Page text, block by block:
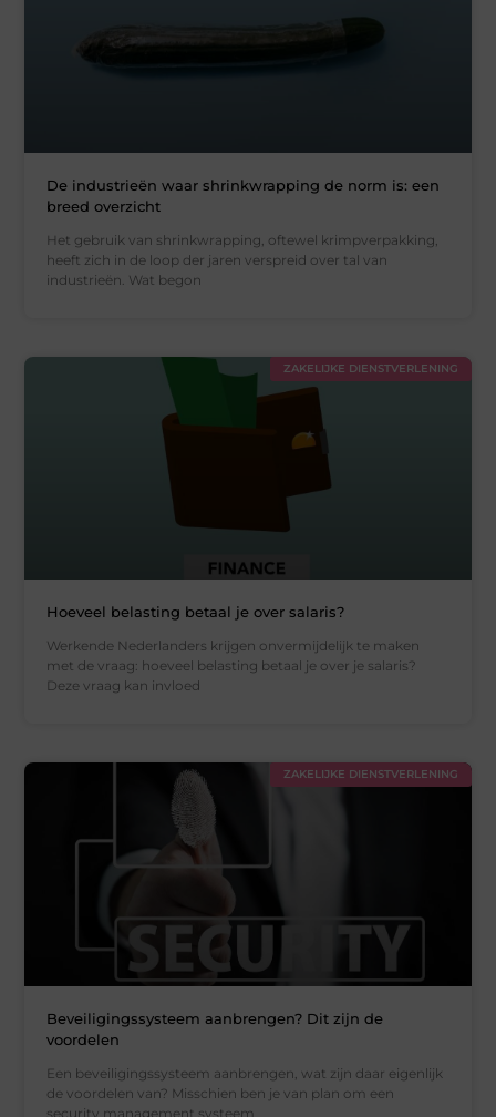
De industrieën waar shrinkwrapping de norm is: een
breed overzicht
Het gebruik van shrinkwrapping, oftewel krimpverpakking,
heeft zich in de loop der jaren verspreid over tal van
industrieën. Wat begon
ZAKELIJKE DIENSTVERLENING
Hoeveel belasting betaal je over salaris?
Werkende Nederlanders krijgen onvermijdelijk te maken
met de vraag: hoeveel belasting betaal je over je salaris?
Deze vraag kan invloed
ZAKELIJKE DIENSTVERLENING
Beveiligingssysteem aanbrengen? Dit zijn de
voordelen
Een beveiligingssysteem aanbrengen, wat zijn daar eigenlijk
de voordelen van? Misschien ben je van plan om een
security management systeem